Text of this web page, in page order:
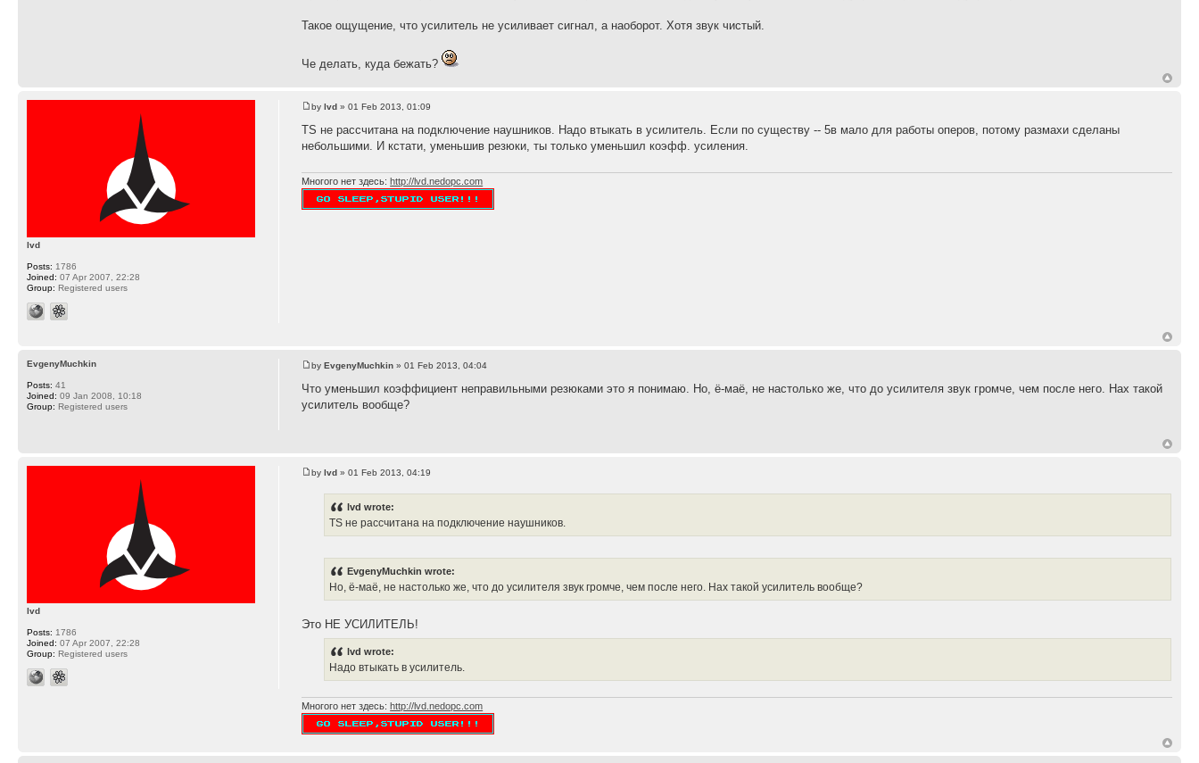
Такое ощущение, что усилитель не усиливает сигнал, а наоборот. Хотя звук чистый.
Че делать, куда бежать?
bylvd » 01 Feb 2013, 01:09
TS не рассчитана на подключение наушников. Надо втыкать в усилитель. Если по существу -- 5в мало для работы оперов, потому размахи сделаны
небольшими. И кстати, уменьшив резюки, ты только уменьшил коэфф. усиления.
Многого нет здесь: http://lvd.nedopc.com
lvd
Posts: 1786
Joined: 07 Apr 2007, 22:28
Group: Registered users
byEvgenyMuchkin » 01 Feb 2013, 04:04
Что уменьшил коэффициент неправильными резюками это я понимаю. Но, ё-маё, не настолько же, что до усилителя звук громче, чем после него. Нах такой
усилитель вообще?
EvgenyMuchkin
Posts: 41
Joined: 09 Jan 2008, 10:18
Group: Registered users
bylvd » 01 Feb 2013, 04:19
lvd wrote:
TS не рассчитана на подключение наушников.
EvgenyMuchkin wrote:
Но, ё-маё, не настолько же, что до усилителя звук громче, чем после него. Нах такой усилитель вообще?
Это НЕ УСИЛИТЕЛЬ!
lvd wrote:
Надо втыкать в усилитель.
Многого нет здесь:http://lvd.nedopc.com
lvd
Posts: 1786
Joined: 07 Apr 2007, 22:28
Group: Registered users